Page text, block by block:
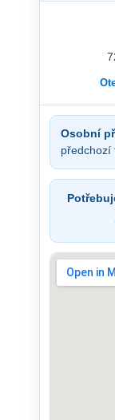
Osobní
předchozí